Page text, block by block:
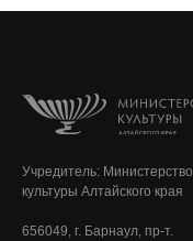
Учредитель: Министерство
культуры Алтайского края
656049, г. Барнаул, пр-т.